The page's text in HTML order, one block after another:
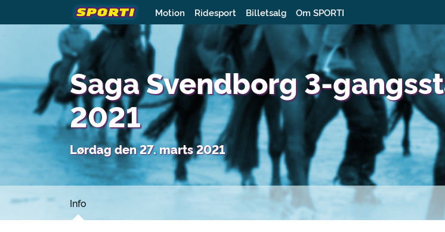
Motion Ridesport Billetsalg Om SPORTI
Saga Svendborg 3-
2021
Lørdag den 27. marts 2021
Info